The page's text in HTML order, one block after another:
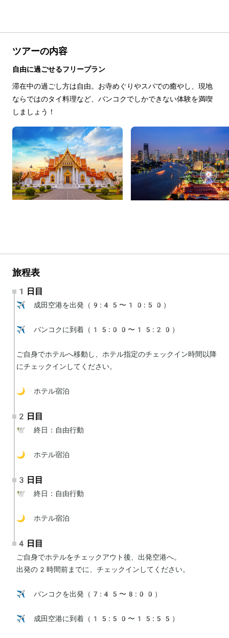
ツアーの内容
自由に過ごせるフリープラン
滞在中の過ごし方は自由。お寺めぐりやスパでの癒やし、現地
ならではのタイ料理など、バンコクでしかできない体験を満喫
しましょう！
旅程表
1日目
✈️ 成田空港を出発（9:45〜10:50）
✈️ バンコクに到着（15:00〜15:20）
ご自身でホテルへ移動し、ホテル指定のチェックイン時間以降
にチェックインしてください。
🌙 ホテル宿泊
2日目
🕊 終日：自由行動
🌙 ホテル宿泊
3日目
🕊 終日：自由行動
🌙 ホテル宿泊
4日目
ご自身でホテルをチェックアウト後、出発空港へ。
出発の2時間前までに、チェックインしてください。
✈️ バンコクを出発（7:45〜8:00）
✈️ 成田空港に到着（15:50〜15:55）